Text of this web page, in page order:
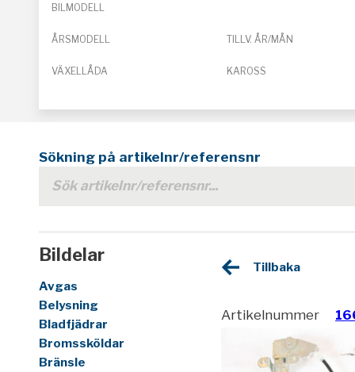
BILMODELL
ÅRSMODELL TILLV. ÅR/MÅN
VÄXELLÅDA KAROSS
Sökning på artikelnr/referensnr
Bildelar
Avgas
Belysning
Bladfjädrar
Bromssköldar
Bränsle
Tillbaka
Artikelnummer